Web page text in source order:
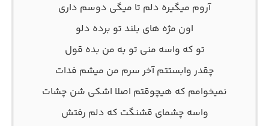
آروم ﻣﻴﮕﻴﺮه دﻟﻢ ﺗﺎ ﻣﻴﮕﻰ دوﺳﻢ داری
اون ﻣﮋه ﻫﺎی ﺑﻠﻨﺪ ﺗﻮ ﺑﺮده دﻟﻮ
ﺗﻮ ﻛﻪ واﺳﻪ ﻣﻨﻰ ﺗﻮ ﺑﻪ ﻣﻦ ﺑﺪه ﻗﻮل
ﭼﻘﺪر واﺑﺴﺘﺘﻢ آﺧﺮ ﺳﺮم ﻣﻦ ﻣﻴﺸﻢ ﻓﺪات
ﻧﻤﻴﺨﻮاﻣﻢ ﻛﻪ ﻫﻴﭽﻮﻗﺘﻢ اﺻﻠﺎ اﺷﻜﻰ ﺷﻦ ﭼﺸﺎت
واﺳﻪ ﭼﺸﻤﺎی ﻗﺸﻨﮕﺖ ﻛﻪ دﻟﻢ رﻓﺘﺶ